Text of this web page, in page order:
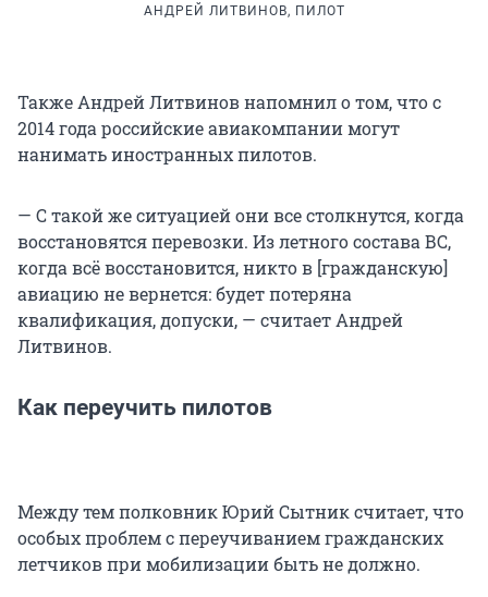
АНДРЕЙ ЛИТВИНОВ, ПИЛОТ
Также Андрей Литвинов напомнил о том, что с
2014 года российские авиакомпании могут
нанимать иностранных пилотов.
— С такой же ситуацией они все столкнутся, когда
восстановятся перевозки. Из летного состава ВС,
когда всё восстановится, никто в [гражданскую]
авиацию не вернется: будет потеряна
квалификация, допуски, — считает Андрей
Литвинов.
Как переучить пилотов
Между тем полковник Юрий Сытник считает, что
особых проблем с переучиванием гражданских
летчиков при мобилизации быть не должно.